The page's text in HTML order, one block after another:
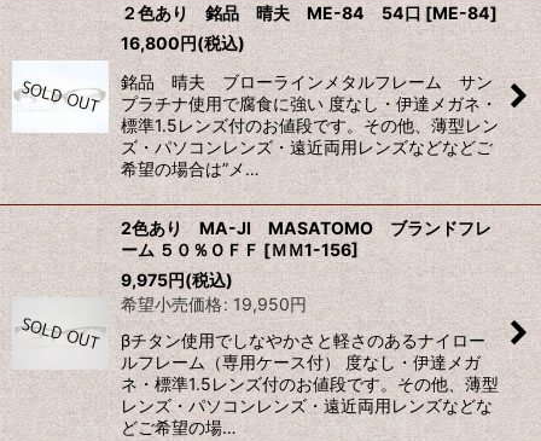
２色あり 銘品 晴夫 ME-84 54口 [ME-84]
16,800円(税込)
銘品 晴夫 ブローラインメタルフレーム サン
プラチナ使用で腐食に強い 度なし・伊達メガネ・
標準1.5レンズ付のお値段です。その他、薄型レン
ズ・パソコンレンズ・遠近両用レンズなどなどご
希望の場合は”メ…
2色あり MA-JI MASATOMO ブランドフレ
ーム ５０％ＯＦＦ [ＭＭ1-156]
9,975円(税込)
希望小売価格: 19,950円
βチタン使用でしなやかさと軽さのあるナイロー
ルフレーム（専用ケース付） 度なし・伊達メガ
ネ・標準1.5レンズ付のお値段です。その他、薄型
レンズ・パソコンレンズ・遠近両用レンズなどな
どご希望の場…